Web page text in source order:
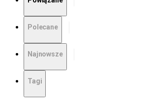
Polecane
Najnowsze
Tagi